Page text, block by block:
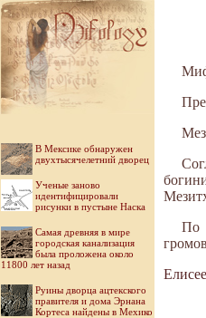
В Мексике обнаружен
двухтысячелетний дворец
Ученые заново
идентифицировали
рисунки в пустыне Наска
Самая древняя в мире
городская канализация
была проложена около
11800 лет назад
Руины дворца ацтекского
правителя и дома Эрнана
Кортеса найдены в Мехико
По